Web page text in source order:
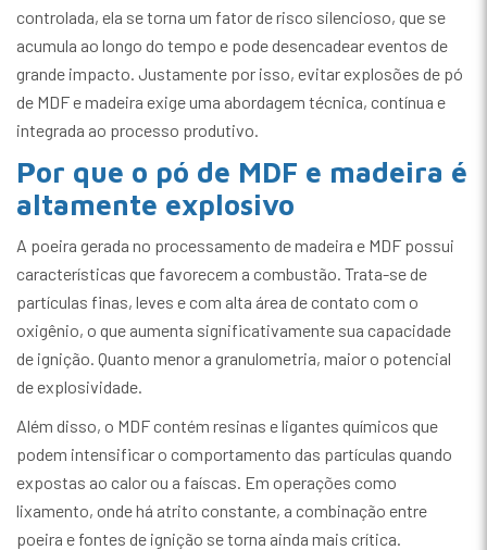
controlada, ela se torna um fator de risco silencioso, que se
acumula ao longo do tempo e pode desencadear eventos de
grande impacto. Justamente por isso, evitar explosões de pó
de MDF e madeira exige uma abordagem técnica, contínua e
integrada ao processo produtivo.
Por que o pó de MDF e madeira é
altamente explosivo
A poeira gerada no processamento de madeira e MDF possui
características que favorecem a combustão. Trata-se de
partículas finas, leves e com alta área de contato com o
oxigênio, o que aumenta significativamente sua capacidade
de ignição. Quanto menor a granulometria, maior o potencial
de explosividade.
Além disso, o MDF contém resinas e ligantes químicos que
podem intensificar o comportamento das partículas quando
expostas ao calor ou a faíscas. Em operações como
lixamento, onde há atrito constante, a combinação entre
poeira e fontes de ignição se torna ainda mais crítica.